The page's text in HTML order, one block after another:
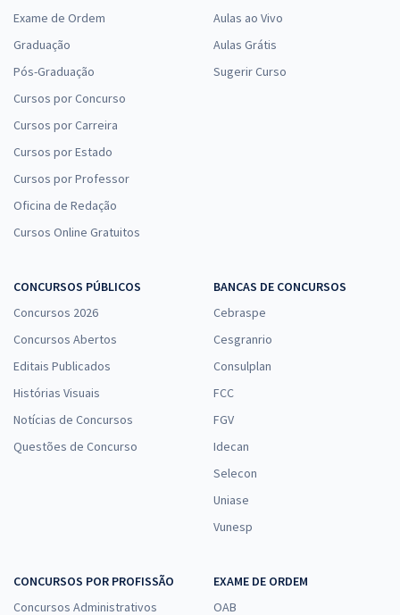
Exame de Ordem
Graduação
Pós-Graduação
Cursos por Concurso
Cursos por Carreira
Cursos por Estado
Cursos por Professor
Oficina de Redação
Cursos Online Gratuitos
Aulas ao Vivo
Aulas Grátis
Sugerir Curso
CONCURSOS PÚBLICOS
Concursos 2026
Concursos Abertos
Editais Publicados
Histórias Visuais
Notícias de Concursos
Questões de Concurso
BANCAS DE CONCURSOS
Cebraspe
Cesgranrio
Consulplan
FCC
FGV
Idecan
Selecon
Uniase
Vunesp
CONCURSOS POR PROFISSÃO
Concursos Administrativos
EXAME DE ORDEM
OAB